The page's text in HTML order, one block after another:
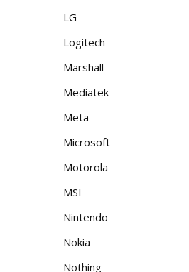
LG
Logitech
Marshall
Mediatek
Meta
Microsoft
Motorola
MSI
Nintendo
Nokia
Nothing